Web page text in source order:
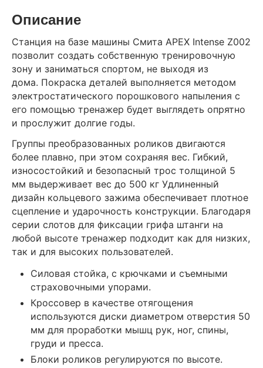
Описание
Станция на базе машины Смита APEX Intense Z002
позволит создать собственную тренировочную
зону и заниматься спортом, не выходя из
дома. Покраска деталей выполняется методом
электростатического порошкового напыления с
его помощью тренажер будет выглядеть опрятно
и прослужит долгие годы.
Группы преобразованных роликов двигаются
более плавно, при этом сохраняя вес. Гибкий,
износостойкий и безопасный трос толщиной 5
мм выдерживает вес до 500 кг Удлиненный
дизайн кольцевого зажима обеспечивает плотное
сцепление и ударочность конструкции. Благодаря
серии слотов для фиксации грифа штанги на
любой высоте тренажер подходит как для низких,
так и для высоких пользователей.
Силовая стойка, с крючками и съемными
страховочными упорами.
Кроссовер в качестве отягощения
используются диски диаметром отверстия 50
мм для проработки мышц рук, ног, спины,
груди и пресса.
Блоки роликов регулируются по высоте.